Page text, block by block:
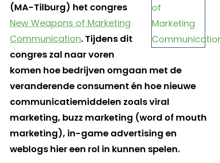
(MA-Tilburg) het congres
New Weapons of Marketing
Communication. Tijdens dit
congres zal naar voren
komen hoe bedrijven omgaan met de
veranderende consument én hoe nieuwe
communicatiemiddelen zoals viral
marketing, buzz marketing (word of mouth
marketing), in-game advertising en
weblogs hier een rol in kunnen spelen.